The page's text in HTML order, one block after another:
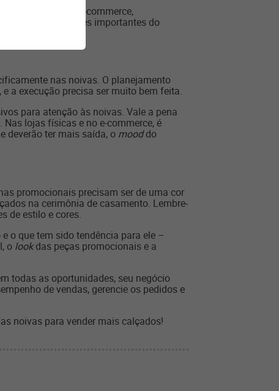
loja física e do e-commerce,
detalhes importantes do
nas noivas. O planejamento
a execução precisa ser muito bem feita.
para atenção às noivas. Vale a pena
lojas físicas e no e-commerce, é
deverão ter mais saída, o mooddo
promocionais precisam ser de uma cor
na cerimônia de casamento. Lembre-
de estilo e cores.
o que tem sido tendência para ele –
o lookdas peças promocionais e a
todas as oportunidades, seu negócio
de vendas, gerencie os pedidos e
noivas para vender mais calçados!